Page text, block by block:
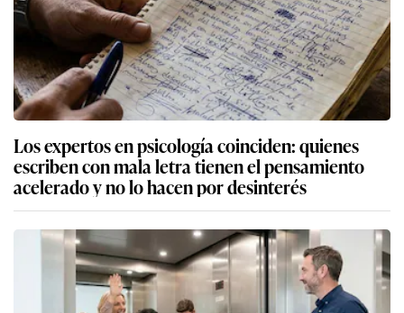
Los expertos en psicología coinciden: quienes
escriben con mala letra tienen el pensamiento
acelerado y no lo hacen por desinterés